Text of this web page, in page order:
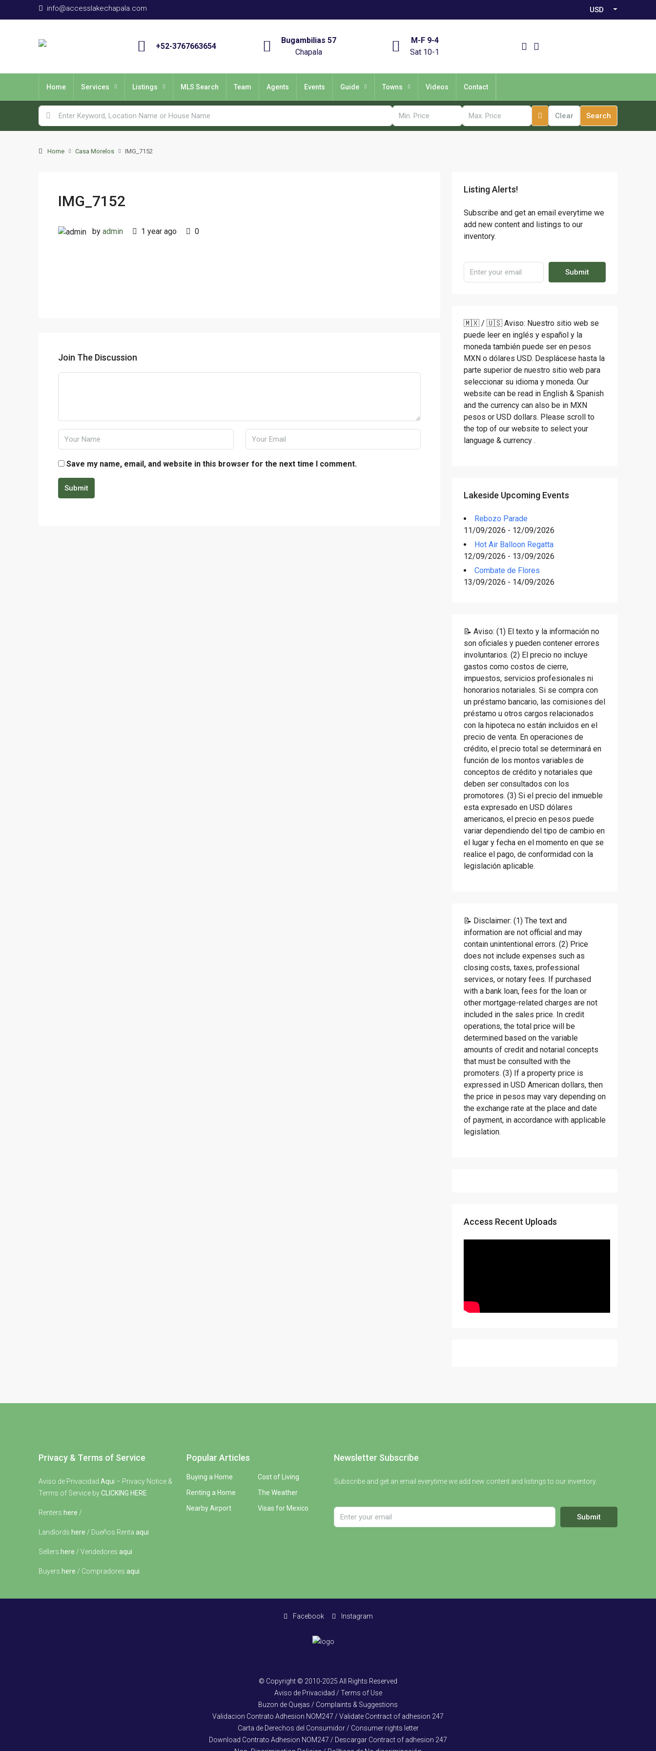
info@accesslakechapala.com USD
+52-3767663654
Bugambilias 57
Chapala
M-F 9-4
Sat 10-1
Home Services Listings MLS Search Team Agents Events Guide Towns Videos Contact
Clear Search
Home Casa Morelos IMG_7152
IMG_7152
by admin 1 year ago 0
Join The Discussion
Save my name, email, and website in this browser for the next time I comment.
Submit
Listing Alerts!
Subscribe and get an email everytime we
add new content and listings to our
inventory.
Submit
🇲🇽 / 🇺🇸 Aviso: Nuestro sitio web se
puede leer en inglés y español y la
moneda también puede ser en pesos
MXN o dólares USD. Desplácese hasta la
parte superior de nuestro sitio web para
seleccionar su idioma y moneda. Our
website can be read in English & Spanish
and the currency can also be in MXN
pesos or USD dollars. Please scroll to
the top of our website to select your
language & currency .
Lakeside Upcoming Events
Rebozo Parade
11/09/2026 - 12/09/2026
Hot Air Balloon Regatta
12/09/2026 - 13/09/2026
Combate de Flores
13/09/2026 - 14/09/2026
📝 Aviso: (1) El texto y la información no
son oficiales y pueden contener errores
involuntarios. (2) El precio no incluye
gastos como costos de cierre,
impuestos, servicios profesionales ni
honorarios notariales. Si se compra con
un préstamo bancario, las comisiones del
préstamo u otros cargos relacionados
con la hipoteca no están incluidos en el
precio de venta. En operaciones de
crédito, el precio total se determinará en
función de los montos variables de
conceptos de crédito y notariales que
deben ser consultados con los
promotores. (3) Si el precio del inmueble
esta expresado en USD dólares
americanos, el precio en pesos puede
variar dependiendo del tipo de cambio en
el lugar y fecha en el momento en que se
realice el pago, de conformidad con la
legislación aplicable.
📝 Disclaimer: (1) The text and
information are not official and may
contain unintentional errors. (2) Price
does not include expenses such as
closing costs, taxes, professional
services, or notary fees. If purchased
with a bank loan, fees for the loan or
other mortgage-related charges are not
included in the sales price. In credit
operations, the total price will be
determined based on the variable
amounts of credit and notarial concepts
that must be consulted with the
promoters. (3) If a property price is
expressed in USD American dollars, then
the price in pesos may vary depending on
the exchange rate at the place and date
of payment, in accordance with applicable
legislation.
Access Recent Uploads
Privacy & Terms of Service
Aviso de Privacidad Aqui – Privacy Notice &
Terms of Service byCLICKING HERE
Renters here /
Landlords here / Dueños Renta aqui
Sellers here / Vendedores aqui
Buyers here / Compradores aqui
Popular Articles
Buying a Home
Renting a Home
Nearby Airport
Cost of Living
The Weather
Visas for Mexico
Newsletter Subscribe
Subscribe and get an email everytime we add new content and listings to our inventory.
Submit
Facebook Instagram
© Copyright © 2010-2025 All Rights Reserved
Aviso de Privacidad / Terms of Use
Buzon de Quejas / Complaints & Suggestions
Validacion Contrato Adhesion NOM247 / Validate Contract of adhesion 247
Carta de Derechos del Consumidor / Consumer rights letter
Download Contrato Adhesion NOM247 / Descargar Contract of adhesion 247